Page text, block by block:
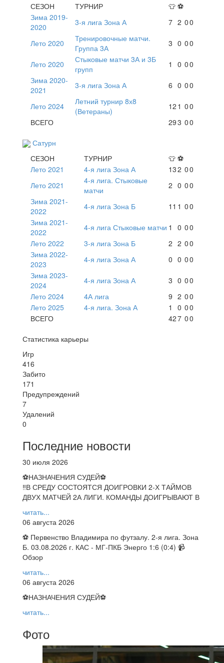
СЕЗОН
ТУРНИР 👕 ⚽
Зима 2019-
2020
3-я лига Зона А 7 2 00
Лето 2020
Тренировочные матчи.
Группа 3А
3 0 00
Лето 2020
Стыковые матчи 3А и 3Б
групп
1 0 00
Зима 2020-
2021
3-я лига Зона А 6 0 00
Лето 2024
Летний турнир 8х8
(Ветераны)
12 1 00
ВСЕГО
293 00
Сатурн
СЕЗОН
ТУРНИР 👕 ⚽
Лето 2021
4-я лига Зона А 132 00
Лето 2021
4-я лига. Стыковые
матчи
2 0 00
Зима 2021-
2022
4-я лига Зона Б 11 1 00
Зима 2021-
2022
4-я лига Стыковые матчи 1 0 00
Лето 2022
3-я лига Зона Б 2 2 00
Зима 2022-
2023
4-я лига Зона А 0 0 00
Зима 2023-
2024
4-я лига Зона А 3 0 00
Лето 2024
4А лига 9 2 00
Лето 2025
4-я лига. Зона А 1 0 00
ВСЕГО
427 00
Статистика карьеры
Игр
416
Забито
171
Предупреждений
7
Удалений
0
Последние новости
30 июля 2026
⚽НАЗНАЧЕНИЯ СУДЕЙ⚽
‼В СРЕДУ СОСТОЯТСЯ ДОИГРОВКИ 2-Х ТАЙМОВ
ДВУХ МАТЧЕЙ 2А ЛИГИ. КОМАНДЫ ДОИГРЫВАЮТ В
читать...
06 августа 2026
⚽ Первенство Владимира по футзалу. 2-я лига. Зона
Б. 03.08.2026 г. КАС - МГ-ПКБ Энерго 1:6 (0:4) 📹
Обзор
читать...
06 августа 2026
⚽НАЗНАЧЕНИЯ СУДЕЙ⚽
читать...
Фото